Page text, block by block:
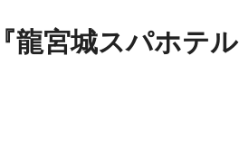
龍宮城スパホテル